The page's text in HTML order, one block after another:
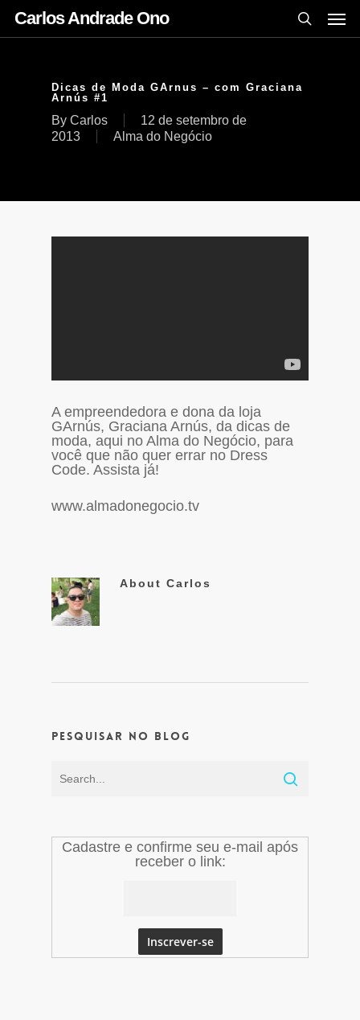
Carlos Andrade Ono
Dicas de Moda GArnus – com Graciana
Arnús #1
By Carlos
12 de setembro de
2013
Alma do Negócio
A empreendedora e dona da loja
GArnús, Graciana Arnús, da dicas de
moda, aqui no Alma do Negócio, para
você que não quer errar no Dress
Code. Assista já!
www.almadonegocio.tv
About Carlos
Pesquisar no Blog
Cadastre e confirme seu e-mail após
receber o link: